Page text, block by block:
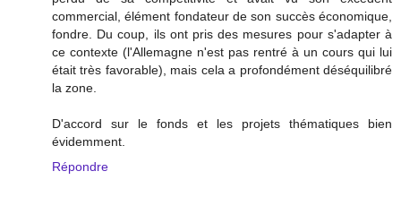
commercial, élément fondateur de son succès économique,
fondre. Du coup, ils ont pris des mesures pour s'adapter à
ce contexte (l'Allemagne n'est pas rentré à un cours qui lui
était très favorable), mais cela a profondément déséquilibré
la zone.
D'accord sur le fonds et les projets thématiques bien
évidemment.
Répondre